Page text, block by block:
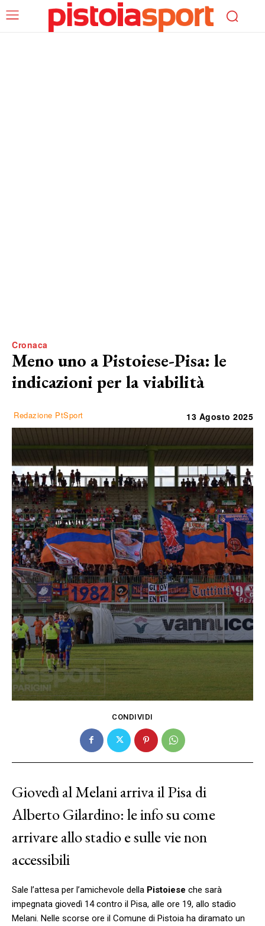
Cronaca
Meno uno a Pistoiese-Pisa: le
indicazioni per la viabilità
Redazione PtSport 13 Agosto 2025
CONDIVIDI
Giovedì al Melani arriva il Pisa di
Alberto Gilardino: le info su come
arrivare allo stadio e sulle vie non
accessibili
Sale l’attesa per l’amichevole della Pistoiese che sarà
impegnata giovedì 14 contro il Pisa, alle ore 19, allo stadio
Melani. Nelle scorse ore il Comune di Pistoia ha diramato un